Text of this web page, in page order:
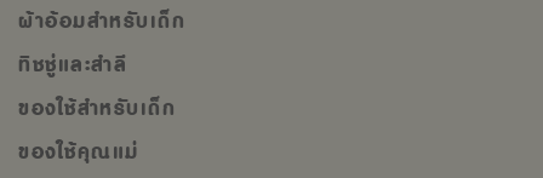
ผ้าอ้อมสำหรับเด็ก
ทิชชู่และสำลี
ของใช้สำหรับเด็ก
ของใช้คุณแม่